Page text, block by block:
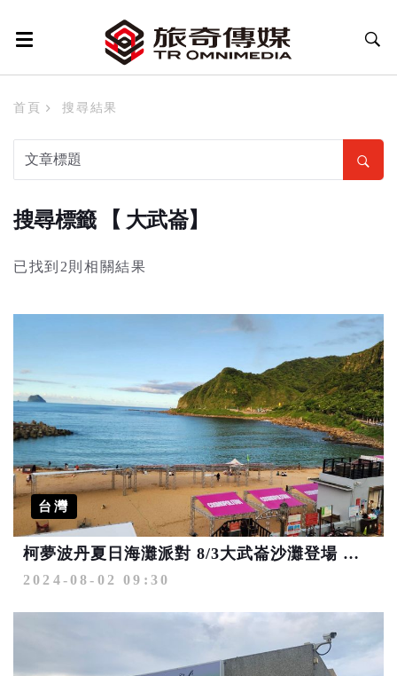
首頁 搜尋結果
搜尋標籤 【 大武崙】
已找到2則相關結果
台灣
柯夢波丹夏日海灘派對 8/3大武崙沙灘登場 孫盛希、李英宏眾星同嗨
2024-08-02 09:30